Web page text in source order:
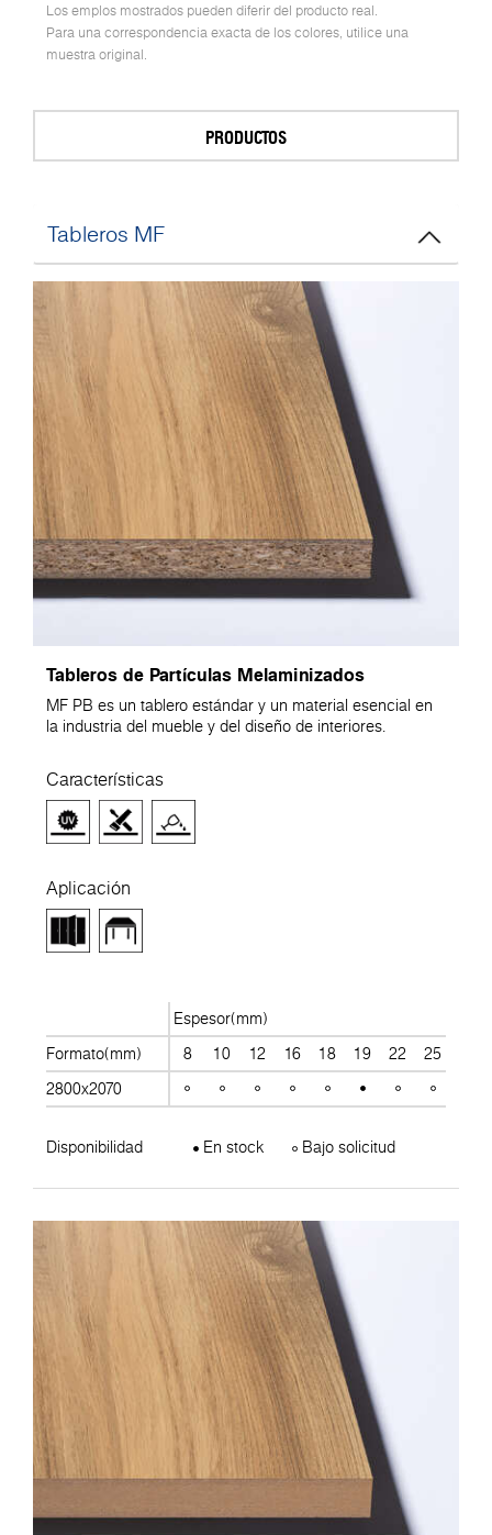
Los emplos mostrados pueden diferir del producto real.
Para una correspondencia exacta de los colores, utilice una
muestra original.
PRODUCTOS
Tableros MF
Tableros de Partículas Melaminizados
MF PB es un tablero estándar y un material esencial en
la industria del mueble y del diseño de interiores.
Características
Aplicación
Espesor(mm)
Formato(mm)
8 10 12 16 18 19 22 25
2800x2070
Disponibilidad En stock Bajo solicitud